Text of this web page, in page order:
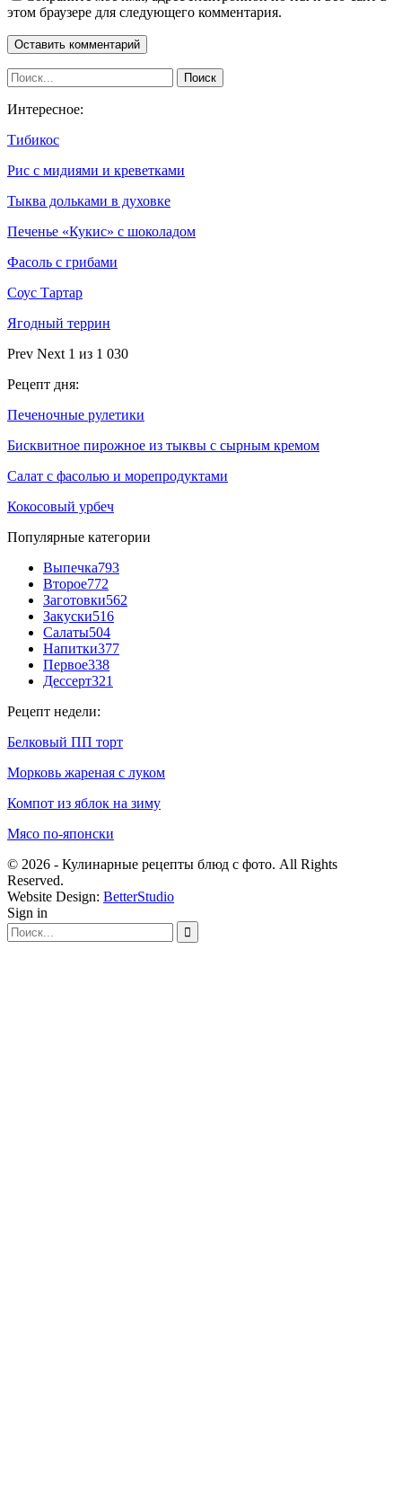
этом браузере для следующего комментария.
Интересное:
Тибикос
Рис с мидиями и креветками
Тыква дольками в духовке
Печенье «Кукис» с шоколадом
Фасоль с грибами
Соус Тартар
Ягодный террин
Prev Next 1 из 1 030
Рецепт дня:
Печеночные рулетики
Бисквитное пирожное из тыквы с сырным кремом
Салат с фасолью и морепродуктами
Кокосовый урбеч
Популярные категории
Выпечка793
Второе772
Заготовки562
Закуски516
Салаты504
Напитки377
Первое338
Дессерт321
Рецепт недели:
Белковый ПП торт
Морковь жареная с луком
Компот из яблок на зиму
Мясо по-японски
© 2026 - Кулинарные рецепты блюд с фото. All Rights
Reserved.
Website Design: BetterStudio
Sign in